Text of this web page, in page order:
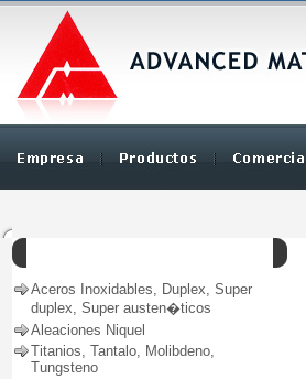
Aceros Inoxidables, Duplex, Super
duplex, Super austen�ticos
Aleaciones Niquel
Titanios, Tantalo, Molibdeno,
Tungsteno